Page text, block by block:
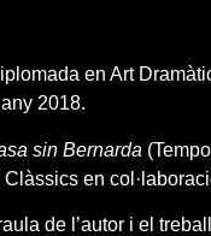
en Art
2018.
sin Bernarda
en
de l’autor i el